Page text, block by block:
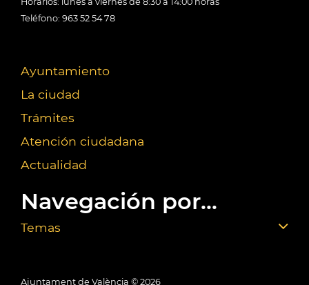
Teléfono: 963 52 54 78
Ayuntamiento
La ciudad
Trámites
Atención ciudadana
Actualidad
Navegación por...
Temas
Ajuntament de València © 2026